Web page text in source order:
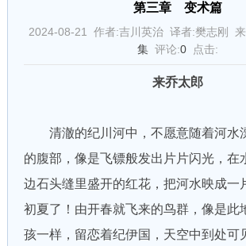
第三章 变术篇
2024-08-21 作者:吉川英治 译者:樊志刚
集评论:0点击:
来乔太郎
清澈的纪川河中，不愿意随着河水
的腹部，像是飞镖般发出片片闪光，在
边石头缝里盛开的红花，把河水映成一
初夏了！由开春就飞来的鸟群，像是此
孩一样，留恋着纪伊国，天空中到处可